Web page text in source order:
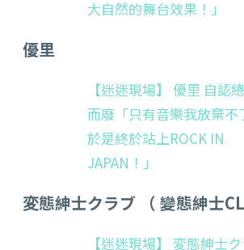
大自然的舞台效果！」
優里
【迷迷現場】 優里 自認
而廢「只有音樂我放棄不
於是終於站上ROCK IN
JAPAN！」
変態紳士クラブ （ 變態紳士
【迷迷現場】 変態紳士